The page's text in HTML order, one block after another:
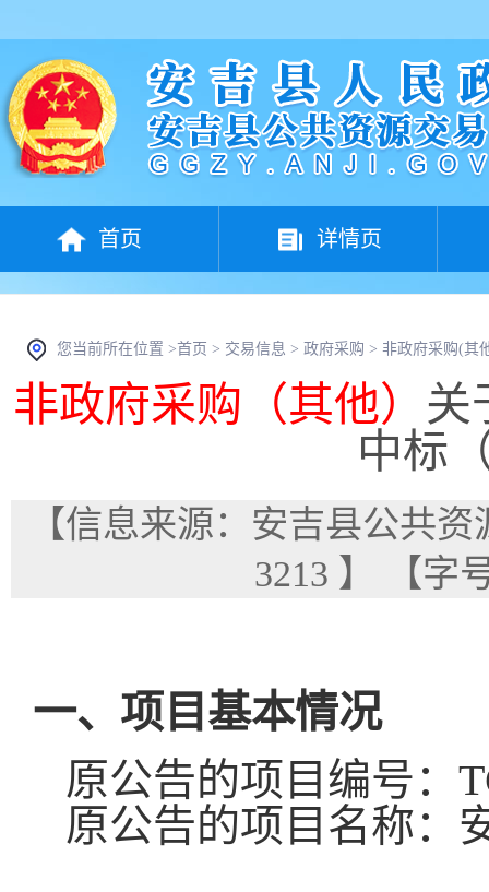
首页 详情页
您当前所在位置 >首页 > 交易信息 > 政府采购 > 非政府采购(其
非政府采购（其他） 关
中标
【信息来源：安吉县公共
3213 】 【字
一、项目基本情况
原公告的项目编号：
原公告的项目名称：